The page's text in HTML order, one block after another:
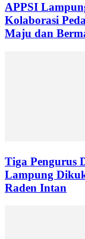
APPSI
Kolaborasi
Maju dan
Tiga Pengurus
Lampung
Raden Intan